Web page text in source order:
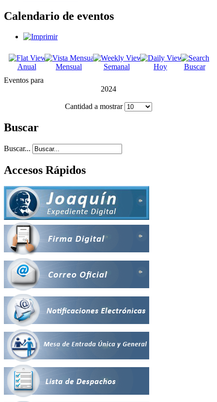
Calendario de eventos
Anual Mensual Semanal Hoy
Buscar
Eventos para
2024
Cantidad a mostrar
Buscar
Buscar...
Accesos Rápidos